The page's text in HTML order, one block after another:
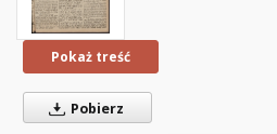
Pokaż treść
Pobierz